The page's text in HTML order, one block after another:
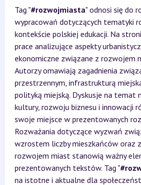
Tag "#rozwojmiasta" odnosi się do
wypracowań dotyczących tematyki
kontekście polskiej edukacji. Na
prace analizujące aspekty
ekonomiczne związane z rozwojem
Autorzy omawiają zagadnienia
przestrzennym, infrastrukturą
polityką miejską. Dyskusje na temat
kultury, rozwoju biznesu i innowacji
swoje miejsce w prezentowanych
Rozważania dotyczące wyzwań
wzrostem liczby mieszkańców oraz
rozwojem miast stanowią ważny
prezentowanych tekstów. Tag "
na istotne i aktualne dla